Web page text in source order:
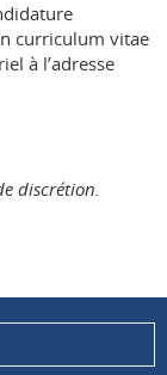
curriculum vitae
à l’adresse
discrétion.